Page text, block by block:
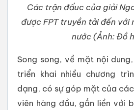
Các trận đấuc của giải
được FPT truyền tải đến với
nước (Ảnh: Đồ
Song song, về mặt nội
triển khai nhiều chương
dạng, có sự góp mặt của
viên hàng đầu, gắn liền với